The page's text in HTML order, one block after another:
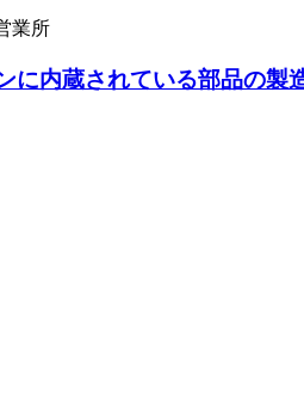
業所
に内蔵されている部品の